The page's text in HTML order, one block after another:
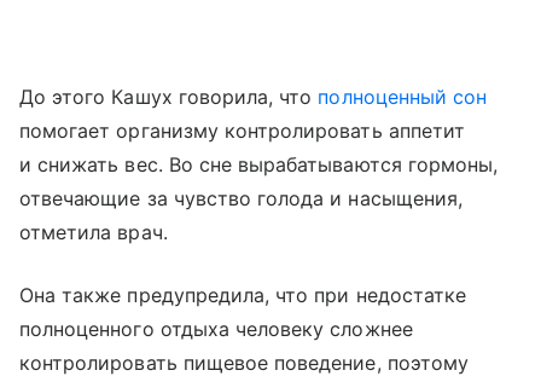
До этого Кашух говорила, что полноценный сон
помогает организму контролировать аппетит
и снижать вес. Во сне вырабатываются гормоны,
отвечающие за чувство голода и насыщения,
отметила врач.
Она также предупредила, что при недостатке
полноценного отдыха человеку сложнее
контролировать пищевое поведение, поэтому